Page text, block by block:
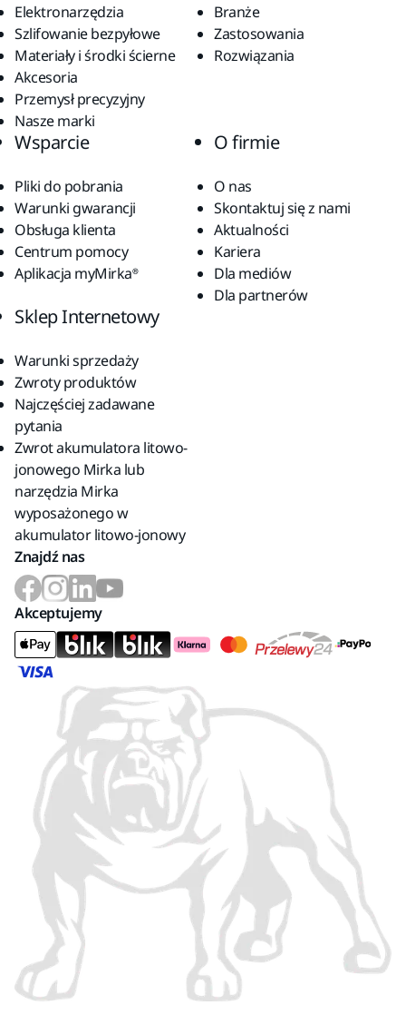
Elektronarzędzia
Szlifowanie bezpyłowe
Materiały i środki ścierne
Akcesoria
Przemysł precyzyjny
Nasze marki
Branże
Zastosowania
Rozwiązania
Wsparcie
Pliki do pobrania
Warunki gwarancji
Obsługa klienta
Centrum pomocy
Aplikacja myMirka®
O firmie
O nas
Skontaktuj się z nami
Aktualności
Kariera
Dla mediów
Dla partnerów
Sklep Internetowy
Warunki sprzedaży
Zwroty produktów
Najczęściej zadawane
pytania
Zwrot akumulatora litowo-
jonowego Mirka lub
narzędzia Mirka
wyposażonego w
akumulator litowo-jonowy
Znajdź nas
Akceptujemy